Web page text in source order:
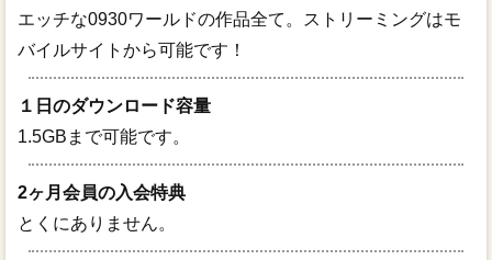
エッチな0930ワールドの作品全て。ストリーミングはモ
バイルサイトから可能です！
１日のダウンロード容量
1.5GBまで可能です。
2ヶ月会員の入会特典
とくにありません。